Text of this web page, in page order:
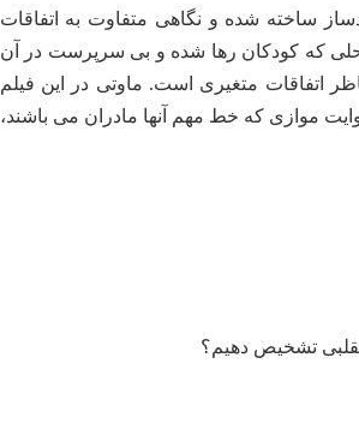
ساخته شده و نگاهی متفاوت به اتفاقات
محلی که کودکان رها شده و بی سرپرست در آن
اما در زمان جنگ ۱۲ روزه ناظر اتفاقات متغیری است. ماوتی در این فیلم
تلاش کرده است با پشتیبانی گرفتن از ۳ روایت موازی که خط مهم آنها مادران می باشند،
تشخیص دهیم؟